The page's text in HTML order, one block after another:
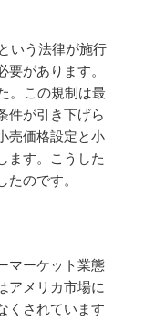
いう法律が施行
があります。
。この規制は最
件が引き下げら
売価格設定と小
ます。こうした
のです。
マーケット業態
アメリカ市場に
くされています